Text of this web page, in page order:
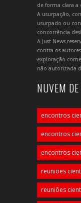
de forma clara a
A usurpação,
usurpado ou
concorrência
A Just News
contra os
exploração
não autorizada
NUVEM
encontros
encontros
encontros
reuniões
reuniões